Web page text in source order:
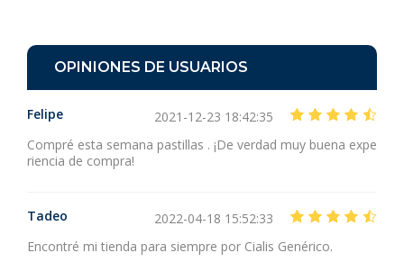
OPINIONES DE USUARIOS
Felipe
2021-12-23 18:42:35
Compré esta semana pastillas . ¡De verdad muy buena expe
riencia de compra!
Tadeo
2022-04-18 15:52:33
Encontré mi tienda para siempre por Cialis Genérico.